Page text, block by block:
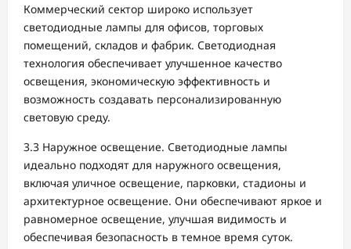
Коммерческий сектор широко использует
светодиодные лампы для офисов, торговых
помещений, складов и фабрик. Светодиодная
технология обеспечивает улучшенное качество
освещения, экономическую эффективность и
возможность создавать персонализированную
световую среду.
3.3 Наружное освещение. Светодиодные лампы
идеально подходят для наружного освещения,
включая уличное освещение, парковки, стадионы и
архитектурное освещение. Они обеспечивают яркое и
равномерное освещение, улучшая видимость и
обеспечивая безопасность в темное время суток.